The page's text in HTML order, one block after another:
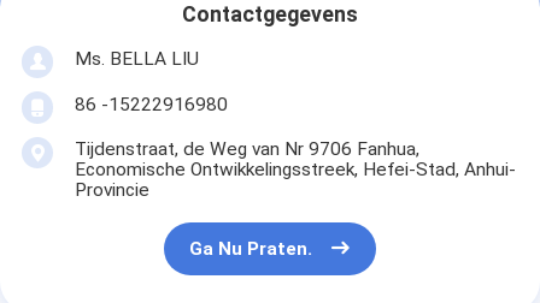
Contactgegevens
Ms. BELLA LIU
86 -15222916980
Tijdenstraat, de Weg van Nr 9706 Fanhua,
Economische Ontwikkelingsstreek, Hefei-Stad, Anhui-
Provincie
Ga Nu Praten.